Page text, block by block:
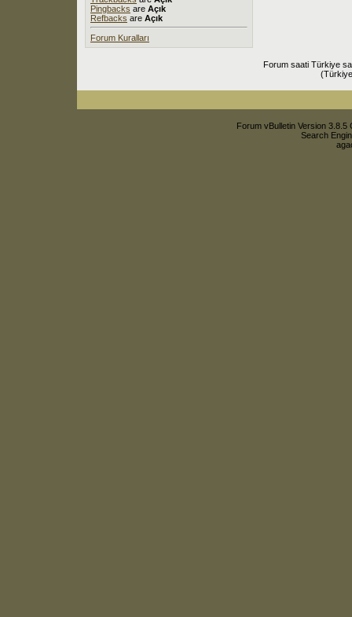
Pingbacks are Açık
Refbacks are Açık
Forum Kuralları
Forum saati Türkiye
Forum vBulletin Version
Search